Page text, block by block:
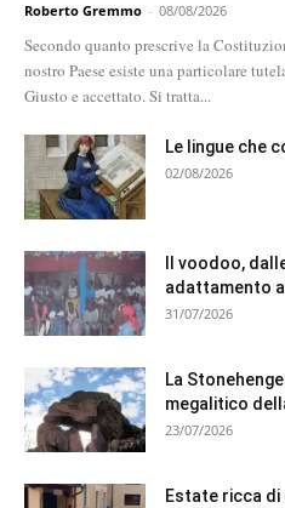
Roberto Gremmo - 08/08/2026
Secondo quanto prescrive la
nostro Paese esiste una particolare
Giusto e accettato. Si tratta...
Le lingue che
02/08/2026
Il voodoo,
adattamento
31/07/2026
La
megalitico
23/07/2026
Estate ricca di